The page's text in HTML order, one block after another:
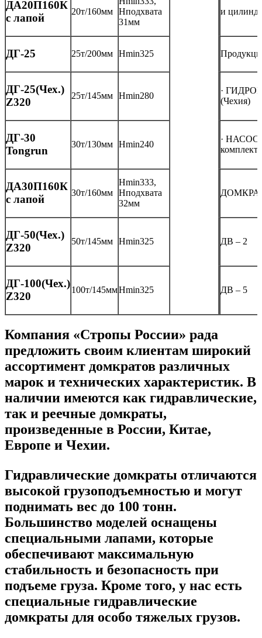
ДА20П160К
с лапой
20т/160мм Нподхвата
31мм
и
ДГ-25 25т/200мм Нmin325
ДГ-25(Чех.)
Z320
25т/145мм Нmin280
·
(Чехия)
ДГ-30
Tongrun
30т/130мм Нmin240
·
ДА30П160К
с лапой
30т/160мм
Нmin333,
Нподхвата
32мм
ДГ-50(Чех.)
Z320
50т/145мм Нmin325 ДВ – 2
ДГ-100(Чех.)
Z320
100т/145ммНmin325 ДВ – 5
Компания «Стропы России» рада
предложить своим клиентам широкий
ассортимент домкратов различных
марок и технических характеристик. В
наличии имеются как гидравлические,
так и реечные домкраты,
произведенные в России, Китае,
Европе и Чехии.
Гидравлические домкраты отличаются
высокой грузоподъемностью и могут
поднимать вес до 100 тонн.
Большинство моделей оснащены
специальными лапами, которые
обеспечивают максимальную
стабильность и безопасность при
подъеме груза. Кроме того, у нас есть
специальные гидравлические
домкраты для особо тяжелых грузов.